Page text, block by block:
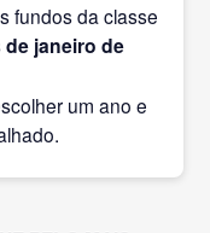
fundos da classe
de janeiro de
um ano e